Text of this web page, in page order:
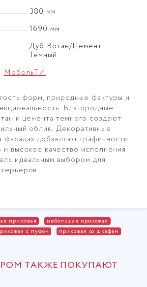
380 мм
1690 мм
Дуб Вотан/Цемент
Темный
МебельТИ
форм, природные фактуры и
Благородные
и цемента темного создают
облик. Декоративные
добавляют графичности.
высокое качество исполнения
идеальным выбором для
прихожая
небольшая прихожая
с пуфом прихожая со шкафам
ТАКЖЕ ПОКУПАЮТ